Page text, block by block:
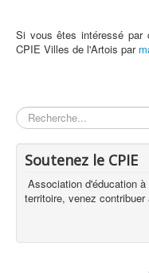
Si vous êtes intéressé par
CPIE Villes de l'Artois par
Rechercher
Soutenez le CPIE
Association d'éducation
territoire, venez